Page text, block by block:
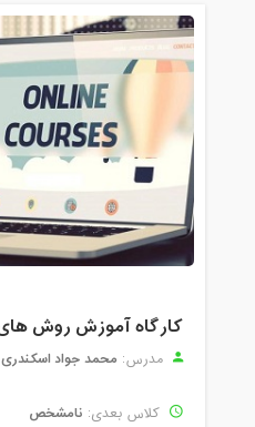
مدرس: محمد جواد اسکندری
کلاس بعدی: نامشخص